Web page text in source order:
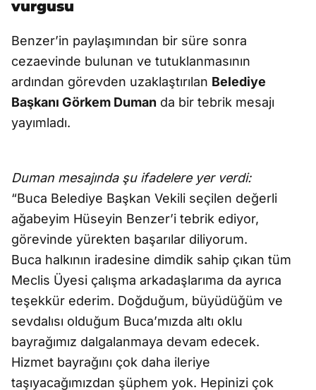
vurgusu
Benzer’in paylaşımından bir süre sonra
cezaevinde bulunan ve tutuklanmasının
ardından görevden uzaklaştırılan Belediye
Başkanı Görkem Duman da bir tebrik mesajı
yayımladı.
Duman mesajında şu ifadelere yer verdi:
“Buca Belediye Başkan Vekili seçilen değerli
ağabeyim Hüseyin Benzer’i tebrik ediyor,
görevinde yürekten başarılar diliyorum.
Buca halkının iradesine dimdik sahip çıkan tüm
Meclis Üyesi çalışma arkadaşlarıma da ayrıca
teşekkür ederim. Doğduğum, büyüdüğüm ve
sevdalısı olduğum Buca’mızda altı oklu
bayrağımız dalgalanmaya devam edecek.
Hizmet bayrağını çok daha ileriye
taşıyacağımızdan şüphem yok. Hepinizi çok